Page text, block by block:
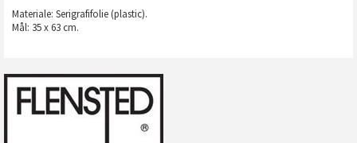
Materiale: Serigrafifolie (plastic).
Mål: 35 x 63 cm.